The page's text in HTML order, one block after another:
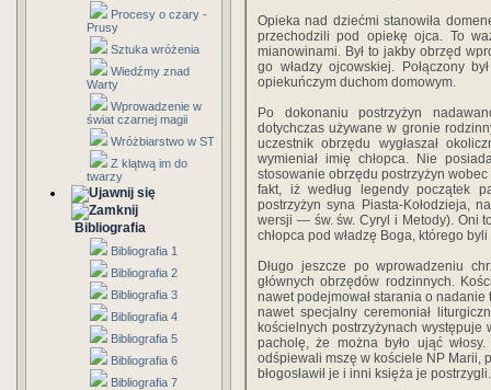
Procesy o czary -
Prusy
Sztuka wróżenia
Wiedźmy znad
Warty
Wprowadzenie w
świat czarnej magii
Wróżbiarstwo w ST
Z klątwą im do
twarzy
Bibliografia
Bibliografia 1
Bibliografia 2
Bibliografia 3
Bibliografia 4
Bibliografia 5
Bibliografia 6
Bibliografia 7
Opieka nad dziećmi stanowiła
przechodzi­li pod opiekę ojca. To
mianowinami. Był to jakby obrzęd
go władzy ojcowskiej. Połączo­ny
opiekuńczym duchom domowym.
Po dokonaniu postrzyżyn
dotychczas używane w gronie
uczestnik obrzędu wygłaszał
wymie­niał imię chłopca. Nie
stosowanie obrzędu po­strzyżyn
fakt, iż według legendy początek
postrzyżyn syna Piasta-Kołodzieja,
wersji — św. św. Cyryl i Metody). Oni
chłopca pod wła­dzę Boga, którego
Długo jesz­cze po wprowadzeniu
głównych obrzędów rodzin­nych.
nawet podejmował starania o
nawet specjalny ceremoniał
kościelnych postrzyżynach występuje
pacholę, że można było ująć
odśpiewali mszę w kościele NP Marii,
błogosławił je i inni księża je